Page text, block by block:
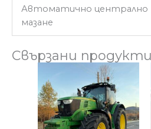
Автоматично централно
мазане
Свързани продукти